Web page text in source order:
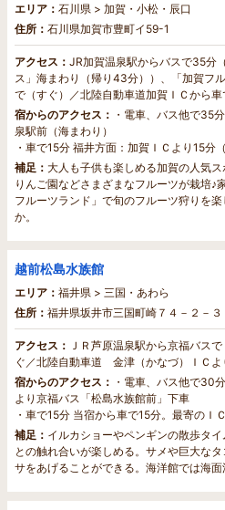
エリア： 石川県 > 加賀・小松・辰口
住所： 石川県加賀市豊町イ59-1
アクセス： JR加賀温泉駅からバスで35分
ス」海まわり（帰り43分））、「加賀フ
で（すぐ）／北陸自動車道加賀ＩＣから車
宿からのアクセス： ・電車、バス他で35
泉駅前（海まわり）
・車で15分 福井方面：加賀ＩＣより15分
補足： 大人も子供も楽しめる加賀の人気ス
りんご園などさまざまなフルーツが栽培♪
フルーツランド」で旬のフルーツ狩りを
か。
越前松島水族館
エリア： 福井県 > 三国・あわら
住所： 福井県坂井市三国町崎７４－２－３
アクセス：
ＪＲ芦原温泉駅から京福バス
ぐ／北陸自動車道 金津（かなづ）ＩＣよ
宿からのアクセス： ・電車、バス他で30
より京福バス「松島水族館前」下車
・車で15分 当宿から車で15分。最寄のＩ
補足： イルカショーやペンギンの散歩タ
との触れ合いが楽しめる。サメや巨大な
サをあげることができる。海洋館では海面